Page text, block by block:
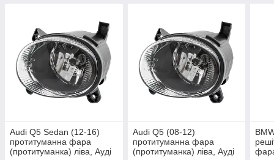
Audi Q5 Sedan (12-16)
протитуманна фара
(протитуманка) ліва, Ауді
Audi Q5 (08-12)
протитуманна фара
(протитуманка) ліва, Ауді